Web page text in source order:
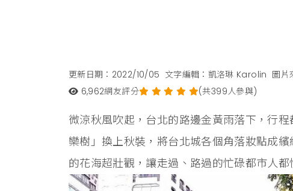
更新日期：2022/10/05 文字編輯：凱洛琳 Karolin 圖片
6,962網友評分 (共399人參與)
微涼秋風吹起，台北的路邊金黃雨落下，行
欒樹」換上秋裝，將台北城各個角落妝點成
的花海超壯觀，讓走過、路過的忙碌都市人